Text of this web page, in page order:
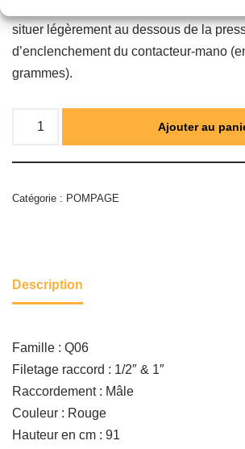
situer légèrement au dessous de la
d’enclenchement du contacteur-mano
grammes).
Ajouter au
Catégorie : POMPAGE
Description
Famille : Q06
Filetage raccord : 1/2″ & 1″
Raccordement : Mâle
Couleur : Rouge
Hauteur en cm : 91